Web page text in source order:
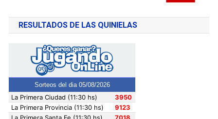
RESULTADOS DE LAS QUINIELAS